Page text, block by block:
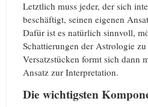
Letztlich muss jeder, der sich
beschäftigt, seinen eigenen
Dafür ist es natürlich sinnvoll,
Schattierungen der Astrologie
Versatzstücken formt sich dann
Ansatz zur Interpretation.
Die wichtigsten